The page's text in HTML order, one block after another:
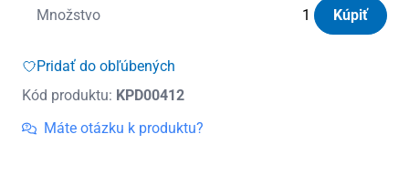
Množstvo
množstvo
prahov
nerezové
Renault
Kúpiť
Pridať do obľúbených
Kód produktu: KPD00412
Máte otázku k produktu?